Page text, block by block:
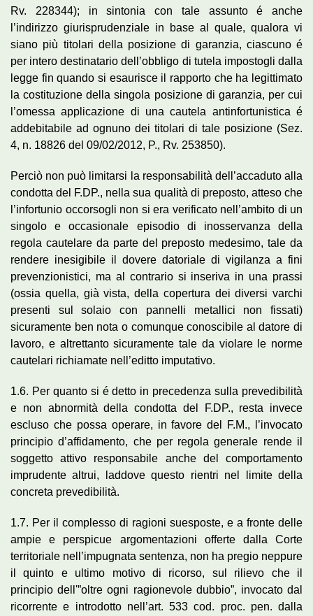
Rv. 228344); in sintonia con tale assunto é anche
l’indirizzo giurisprudenziale in base al quale, qualora vi
siano più titolari della posizione di garanzia, ciascuno é
per intero destinatario dell’obbligo di tutela impostogli dalla
legge fin quando si esaurisce il rapporto che ha legittimato
la costituzione della singola posizione di garanzia, per cui
l’omessa applicazione di una cautela antinfortunistica é
addebitabile ad ognuno dei titolari di tale posizione (Sez.
4, n. 18826 del 09/02/2012, P., Rv. 253850).
Perciò non può limitarsi la responsabilità dell’accaduto alla
condotta del F.DP., nella sua qualità di preposto, atteso che
l’infortunio occorsogli non si era verificato nell’ambito di un
singolo e occasionale episodio di inosservanza della
regola cautelare da parte del preposto medesimo, tale da
rendere inesigibile il dovere datoriale di vigilanza a fini
prevenzionistici, ma al contrario si inseriva in una prassi
(ossia quella, già vista, della copertura dei diversi varchi
presenti sul solaio con pannelli metallici non fissati)
sicuramente ben nota o comunque conoscibile al datore di
lavoro, e altrettanto sicuramente tale da violare le norme
cautelari richiamate nell’editto imputativo.
1.6. Per quanto si é detto in precedenza sulla prevedibilità
e non abnormità della condotta del F.DP., resta invece
escluso che possa operare, in favore del F.M., l’invocato
principio d’affidamento, che per regola generale rende il
soggetto attivo responsabile anche del comportamento
imprudente altrui, laddove questo rientri nel limite della
concreta prevedibilità.
1.7. Per il complesso di ragioni suesposte, e a fronte delle
ampie e perspicue argomentazioni offerte dalla Corte
territoriale nell’impugnata sentenza, non ha pregio neppure
il quinto e ultimo motivo di ricorso, sul rilievo che il
principio dell'”oltre ogni ragionevole dubbio”, invocato dal
ricorrente e introdotto nell’art. 533 cod. proc. pen. dalla